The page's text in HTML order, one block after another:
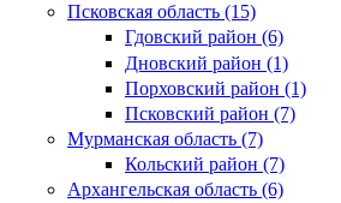
Псковская область (15)
Гдовский район (6)
Дновский район (1)
Порховский район (1)
Псковский район (7)
Мурманская область (7)
Кольский район (7)
Архангельская область (6)